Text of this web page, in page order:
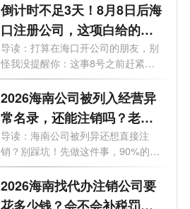
倒计时不足3天！8月8日后海
口注册公司，这项白给的福
利永远没了
导读：打算在海口开公司的朋友，别
怪我没提醒你：这事8号之前赶紧
办！倒...
2026海南公司被列入经营异
常名录，还能注销吗？老板
必看的自救指南！
导读：海南公司被列异还想直接注
销？别踩坑！先做这件事，90%的老
板都不知...
2026海南找代办注销公司要